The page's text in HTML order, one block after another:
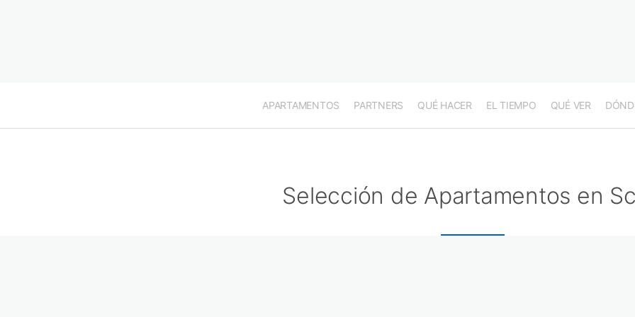
APARTAMENTOS PARTNERS QUÉ HACER EL TIEMPO QUÉ VER
Selección de Apartamentos en